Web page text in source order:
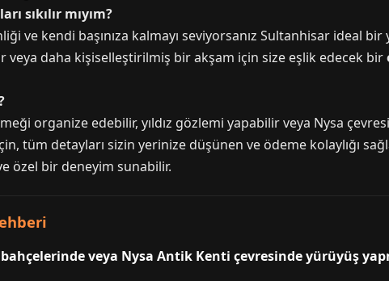
sıkılır mıyım?
ve kendi başınıza kalmayı seviyorsanız Sultanhisar ideal
veya daha kişiselleştirilmiş bir akşam için size eşlik edecek bir
organize edebilir, yıldız gözlemi yapabilir veya Nysa
tüm detayları sizin yerinize düşünen ve ödeme kolaylığı
özel bir deneyim sunabilir.
veya Nysa Antik Kenti çevresinde yürüyüş